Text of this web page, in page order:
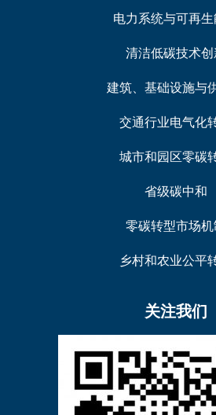
电力系统与可再
清洁低碳技术
建筑、基础设施与
交通行业电气化
城市和园区零碳
省级碳中和
零碳转型市场
乡村和农业公平
关注我们